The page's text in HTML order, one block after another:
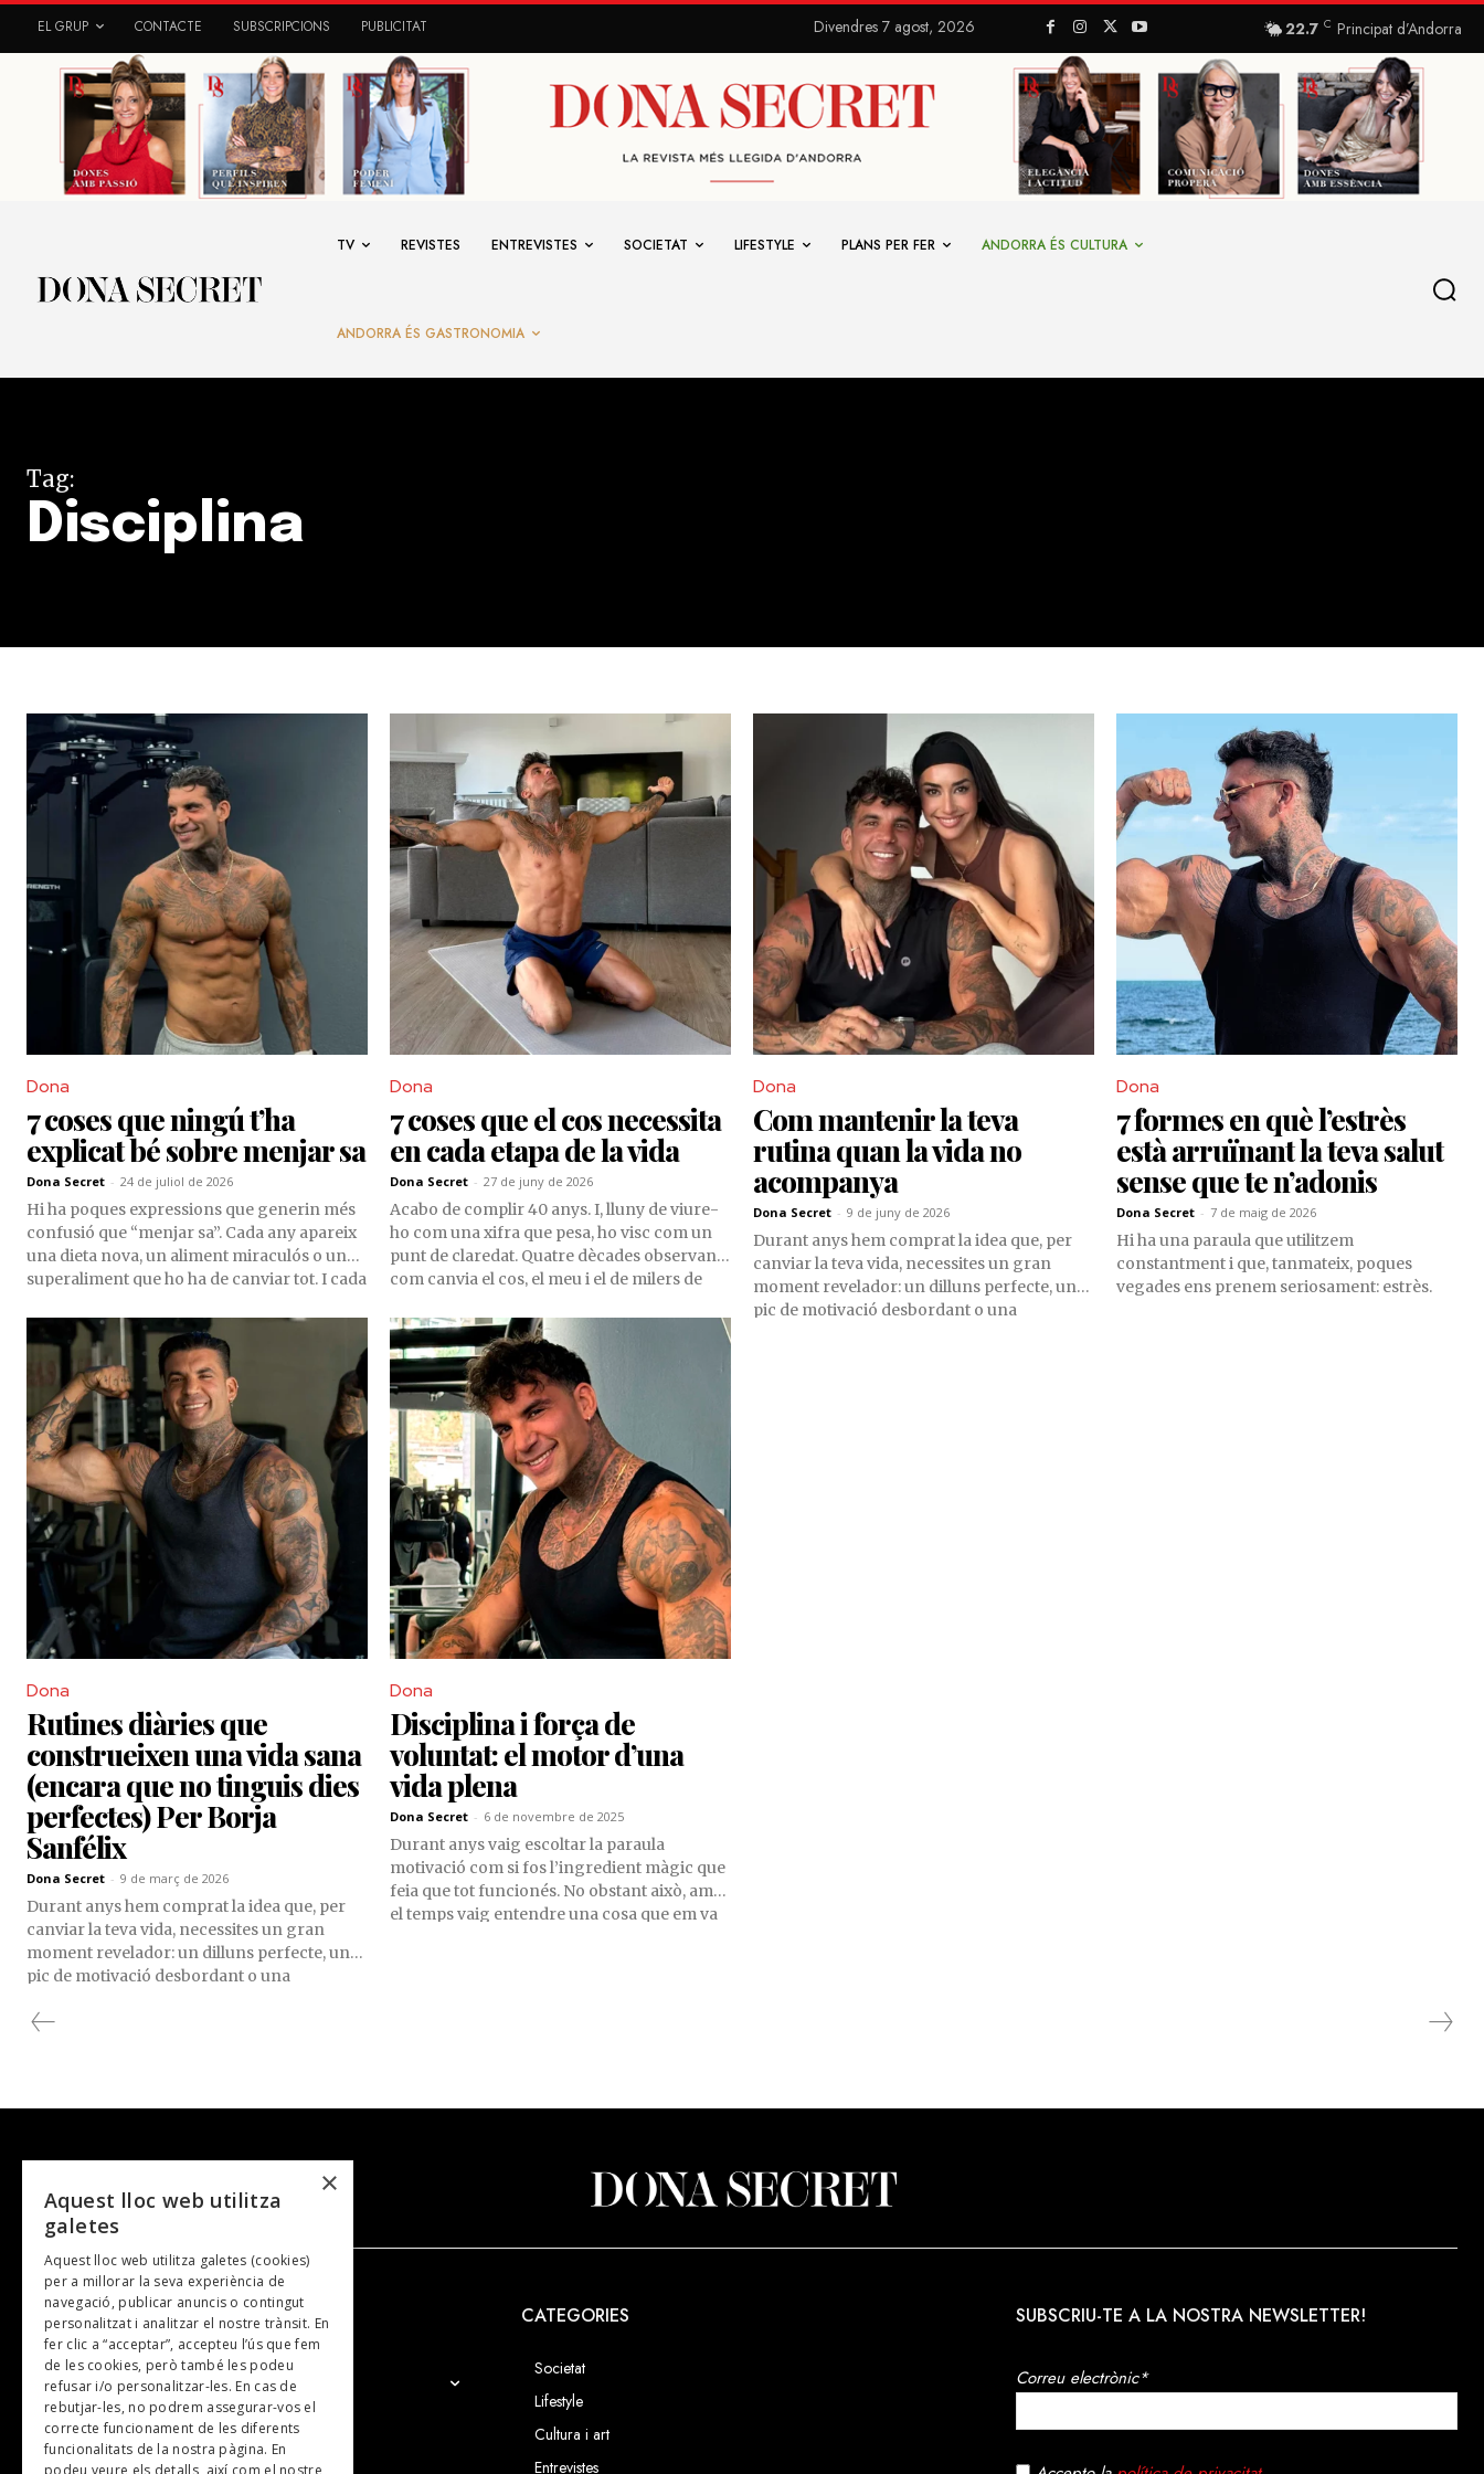
EL GRUP CONTACTE SUBSCRIPCIONS PUBLICITAT Divendres 7 agost, 2026 22.7 C Principat d’Andorra
TV REVISTES ENTREVISTES SOCIETAT LIFESTYLE PLANS PER FER ANDORRA ÉS CULTURA
ANDORRA ÉS GASTRONOMIA
Tag:
Disciplina
Dona
7 coses que ningú t’ha
explicat bé sobre menjar sa
Dona Secret - 24 de juliol de 2026
Hi ha poques expressions que generin més
confusió que “menjar sa”. Cada any apareix
una dieta nova, un aliment miraculós o un
superaliment que ho ha de canviar tot. I cada
molta energia i acaben al mateix lloc:
frustrades, confoses i convençudes que, a
elles, no els funciona.
Dona
7 coses que el cos necessita
en cada etapa de la vida
Dona Secret - 27 de juny de 2026
Acabo de complir 40 anys. I, lluny de viure-
ho com una xifra que pesa, ho visc com un
punt de claredat. Quatre dècades observant
com canvia el cos, el meu i el de milers de
una cosa que cap llibre resumeix millor: el
cos no necessita el mateix als 25 anys que als
40, ni als 40 que als 55. I el gran error de
moltes persones és continuar tractant el cos
d’avui com si fos el de fa deu anys.
Dona
Com mantenir la teva
rutina quan la vida no
acompanya
Dona Secret - 9 de juny de 2026
Durant anys hem comprat la idea que, per
canviar la teva vida, necessites un gran
moment revelador: un dilluns perfecte, un
pic de motivació desbordant o una
Dona
7 formes en què l’estrès
està arruïnant la teva salut
sense que te n’adonis
Dona Secret - 7 de maig de 2026
Hi ha una paraula que utilitzem
constantment i que, tanmateix, poques
vegades ens prenem seriosament: estrès.
Dona
Rutines diàries que
construeixen una vida sana
(encara que no tinguis dies
perfectes) Per Borja
Sanfélix
Dona Secret - 9 de març de 2026
Durant anys hem comprat la idea que, per
canviar la teva vida, necessites un gran
moment revelador: un dilluns perfecte, un
pic de motivació desbordant o una
Com si tot depengués de començar fort, de
Dona
Disciplina i força de
voluntat: el motor d’una
vida plena
Dona Secret - 6 de novembre de 2025
Durant anys vaig escoltar la paraula
motivació com si fos l’ingredient màgic que
feia que tot funcionés. No obstant això, amb
el temps vaig entendre una cosa que em va
NOSALTRES
El Grup
Contacte
Subscripcions
CATEGORIES
Societat
Lifestyle
Cultura i art
Entrevistes
SUBSCRIU-TE A LA NOSTRA NEWSLETTER!
Correu electrònic*
×
Aquest lloc web utilitza
galetes
Aquest lloc web utilitza galetes (cookies)
per a millorar la seva experiència de
navegació, publicar anuncis o contingut
personalitzat i analitzar el nostre trànsit. En
fer clic a “acceptar”, accepteu l’ús que fem
de les cookies, però també les podeu
refusar i/o personalitzar-les. En cas de
rebutjar-les, no podrem assegurar-vos el
correcte funcionament de les diferents
funcionalitats de la nostra pàgina. En
podeu veure els detalls, així com el nostre